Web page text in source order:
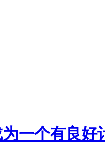
一个有良好